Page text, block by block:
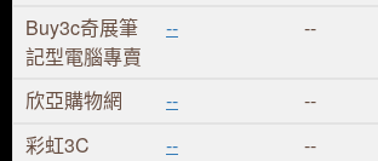
Buy3c奇展筆
記型電腦專賣
-- --
欣亞購物網 --
--
彩虹3C
--
--